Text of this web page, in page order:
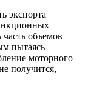
экспорта
объемов
пытаясь
моторного
получится, —